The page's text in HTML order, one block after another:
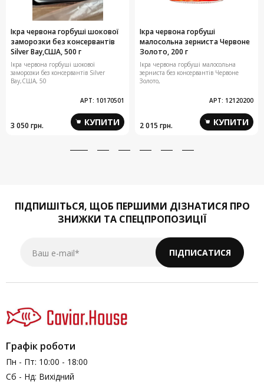
Ікра червона горбуші шокової
заморозки без консервантів
Silver Bay,США, 500 г
Ікра червона горбуші шокової
заморозки без консервантів Silver
Bay,США, 50
АРТ: 10170501
3 050 грн. КУПИТИ
Ікра червона горбуші
малосольна зерниста Червоне
Золото, 200 г
Ікра червона горбуші малосольна
зерниста без консервантів Червоне
Золото,
АРТ: 12120200
2 015 грн. КУПИТИ
ПІДПИШІТЬСЯ, ЩОБ ПЕРШИМИ ДІЗНАТИСЯ ПРО
ЗНИЖКИ ТА СПЕЦПРОПОЗИЦІЇ
Ваш e-mail* ПІДПИСАТИСЯ
Графік роботи
Пн - Пт: 10:00 - 18:00
Сб - Нд: Вихідний